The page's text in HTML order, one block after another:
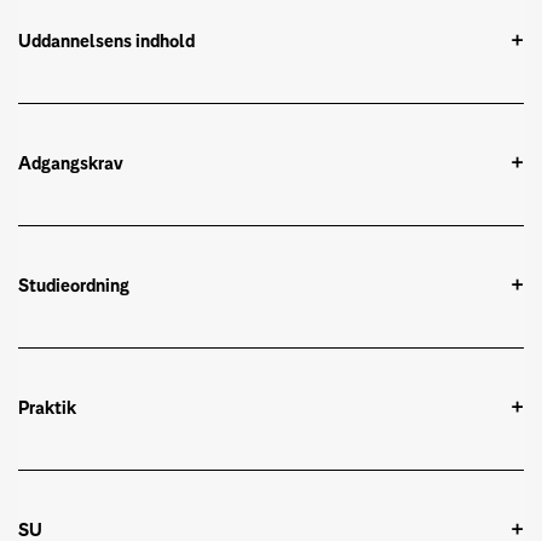
Uddannelsens indhold
Adgangskrav
Studieordning
Praktik
SU